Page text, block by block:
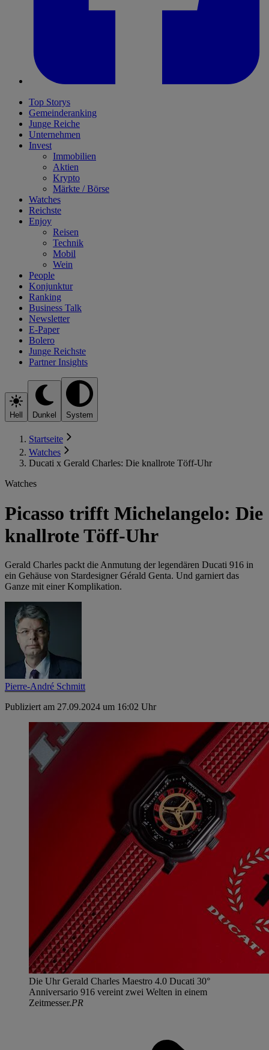
Top Storys
Gemeinderanking
Junge Reiche
Unternehmen
Invest
Immobilien
Aktien
Krypto
Märkte / Börse
Watches
Reichste
Enjoy
Reisen
Technik
Mobil
Wein
People
Konjunktur
Ranking
Business Talk
Newsletter
E-Paper
Bolero
Junge Reichste
Partner Insights
Hell Dunkel System
Startseite
Watches
Ducati x Gerald Charles: Die knallrote Töff-Uhr
Watches
Picasso trifft Michelangelo: Die
knallrote Töff-Uhr
Gerald Charles packt die Anmutung der legendären Ducati 916 in
ein Gehäuse von Stardesigner Gérald Genta. Und garniert das
Ganze mit einer Komplikation.
Pierre-André Schmitt
Publiziert am 27.09.2024 um 16:02 Uhr
Die Uhr Gerald Charles Maestro 4.0 Ducati 30°
Anniversario 916 vereint zwei Welten in einem
Zeitmesser.PR